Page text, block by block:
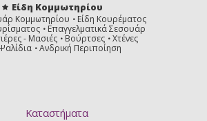
Είδη Κομμωτηρίου
Κομμωτηρίου
Είδη Κουρέματος
Επαγγελματικά Σεσουάρ
- Μασιές
Βούρτσες
Χτένες
Ανδρική Περιποίηση
Καταστήματα